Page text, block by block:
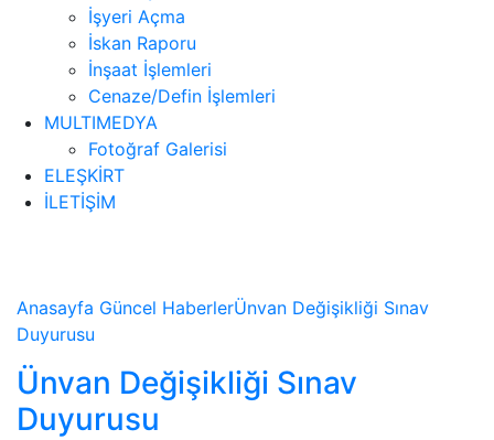
İşyeri Açma
İskan Raporu
İnşaat İşlemleri
Cenaze/Defin İşlemleri
MULTIMEDYA
Fotoğraf Galerisi
ELEŞKİRT
İLETİŞİM
Anasayfa Güncel HaberlerÜnvan Değişikliği Sınav
Duyurusu
Ünvan Değişikliği Sınav
Duyurusu